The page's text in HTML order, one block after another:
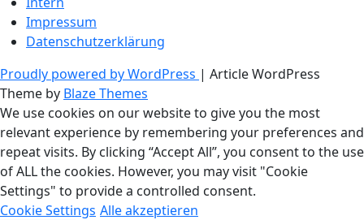
Impressum
Datenschutzerklärung
Proudly powered by WordPress | Article WordPress
Theme by Blaze Themes
We use cookies on our website to give you the most
relevant experience by remembering your preferences and
repeat visits. By clicking “Accept All”, you consent to the use
of ALL the cookies. However, you may visit "Cookie
Settings" to provide a controlled consent.
Cookie Settings Alle akzeptieren